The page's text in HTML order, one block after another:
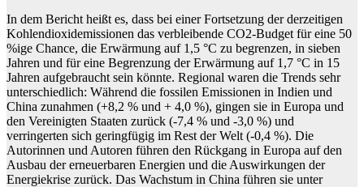
In dem Bericht heißt es, dass bei einer Fortsetzung der derzeitigen
Kohlendioxidemissionen das verbleibende CO2-Budget für eine 50
%ige Chance, die Erwärmung auf 1,5 °C zu begrenzen, in sieben
Jahren und für eine Begrenzung der Erwärmung auf 1,7 °C in 15
Jahren aufgebraucht sein könnte. Regional waren die Trends sehr
unterschiedlich: Während die fossilen Emissionen in Indien und
China zunahmen (+8,2 % und + 4,0 %), gingen sie in Europa und
den Vereinigten Staaten zurück (-7,4 % und -3,0 %) und
verringerten sich geringfügig im Rest der Welt (-0,4 %). Die
Autorinnen und Autoren führen den Rückgang in Europa auf den
Ausbau der erneuerbaren Energien und die Auswirkungen der
Energiekrise zurück. Das Wachstum in China führen sie unter